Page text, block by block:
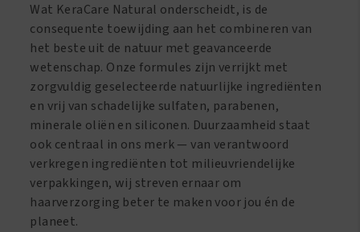
Wat KeraCare Natural onderscheidt, is de
consequente toewijding aan het combineren van
het beste uit de natuur met geavanceerde
wetenschap. Onze formules zijn verrijkt met
zorgvuldig geselecteerde natuurlijke ingrediënten
en vrij van schadelijke sulfaten, parabenen,
minerale oliën en siliconen. Duurzaamheid staat
ook centraal in ons merk — van verantwoord
verkregen ingrediënten tot milieuvriendelijke
verpakkingen, wij streven ernaar om
haarverzorging beter te maken voor jou én de
planeet.